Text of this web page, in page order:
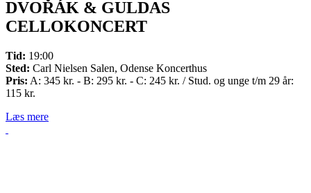
DVOŘÁK & GULDAS
CELLOKONCERT
Tid: 19:00
Sted: Carl Nielsen Salen, Odense Koncerthus
Pris: A: 345 kr. - B: 295 kr. - C: 245 kr. / Stud. og unge t/m 29 år:
115 kr.
Læs mere